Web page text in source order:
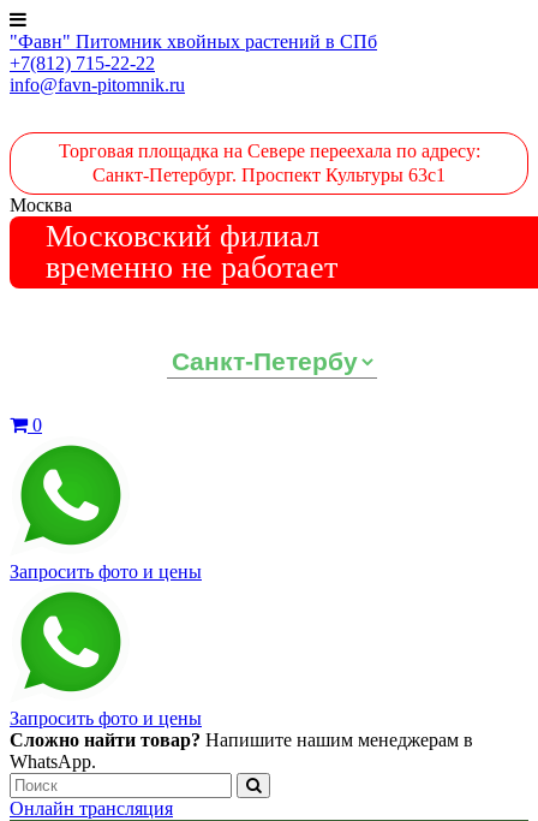
"Фавн" Питомник хвойных растений в СПб
+7(812) 715-22-22
info@favn-pitomnik.ru
Торговая площадка на Севере переехала по адресу:
Санкт-Петербург. Проспект Культуры 63с1
Москва
Московский филиал
временно не работает
0
Запросить фото и цены
Запросить фото и цены
Сложно найти товар? Напишите нашим менеджерам в
WhatsApp.
Онлайн трансляция